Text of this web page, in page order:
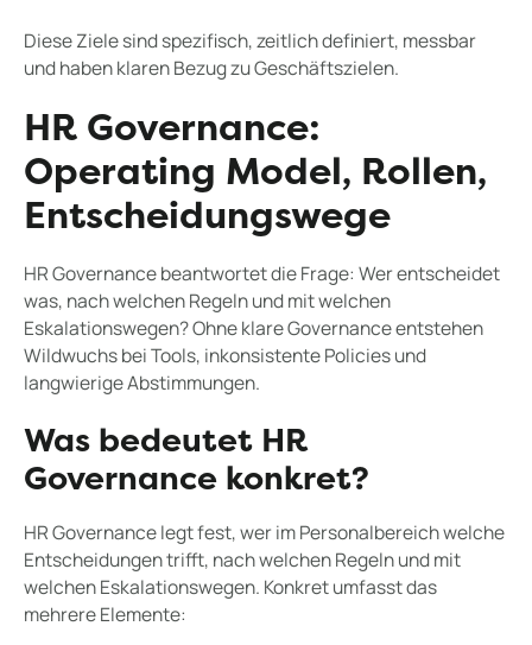
Diese Ziele sind spezifisch, zeitlich definiert, messbar
und haben klaren Bezug zu Geschäftszielen.
HR Governance:
Operating Model, Rollen,
Entscheidungswege
HR Governance beantwortet die Frage: Wer entscheidet
was, nach welchen Regeln und mit welchen
Eskalationswegen? Ohne klare Governance entstehen
Wildwuchs bei Tools, inkonsistente Policies und
langwierige Abstimmungen.
Was bedeutet HR
Governance konkret?
HR Governance legt fest, wer im Personalbereich welche
Entscheidungen trifft, nach welchen Regeln und mit
welchen Eskalationswegen. Konkret umfasst das
mehrere Elemente: